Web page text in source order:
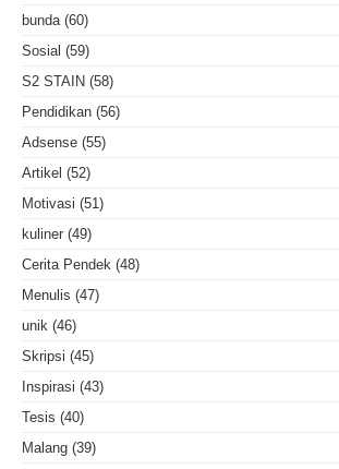
bunda (60)
Sosial (59)
S2 STAIN (58)
Pendidikan (56)
Adsense (55)
Artikel (52)
Motivasi (51)
kuliner (49)
Cerita Pendek (48)
Menulis (47)
unik (46)
Skripsi (45)
Inspirasi (43)
Tesis (40)
Malang (39)